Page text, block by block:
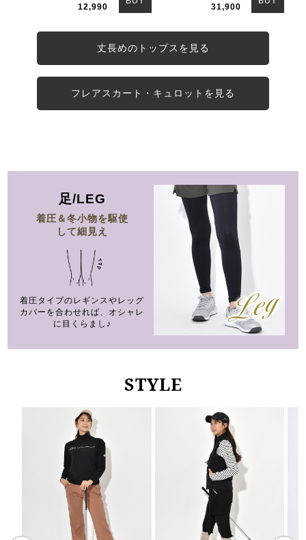
12,990
31,900
丈長めのトップスを見る
フレアスカート・キュロットを見る
足/LEG
着圧＆冬小物を駆使
して細見え
着圧タイプのレギンスやレッグ
カバーを合わせれば、オシャレ
に目くらまし♪
STYLE